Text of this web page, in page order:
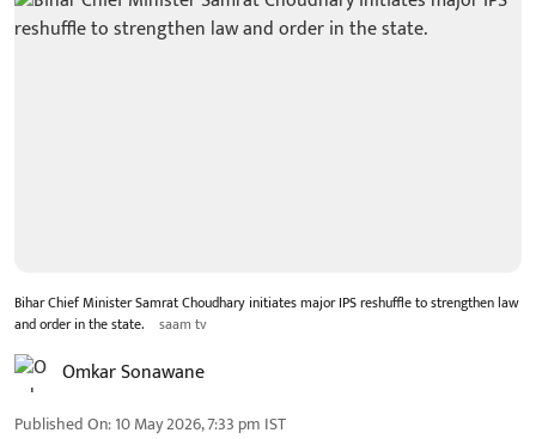
Bihar Chief Minister Samrat Choudhary initiates major IPS reshuffle to strengthen law
and order in the state.
saam tv
Omkar Sonawane
Published On:10 May 2026, 7:33 pm IST